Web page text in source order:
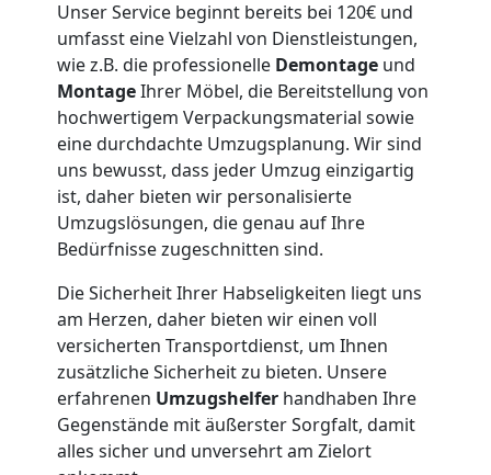
Unser Service beginnt bereits bei 120€ und
umfasst eine Vielzahl von Dienstleistungen,
wie z.B. die professionelle Demontage und
MontageIhrer Möbel, die Bereitstellung von
hochwertigem Verpackungsmaterial sowie
eine durchdachte Umzugsplanung. Wir sind
uns bewusst, dass jeder Umzug einzigartig
ist, daher bieten wir personalisierte
Umzugslösungen, die genau auf Ihre
Bedürfnisse zugeschnitten sind.
Die Sicherheit Ihrer Habseligkeiten liegt uns
am Herzen, daher bieten wir einen voll
versicherten Transportdienst, um Ihnen
zusätzliche Sicherheit zu bieten. Unsere
erfahrenen Umzugshelfer handhaben Ihre
Gegenstände mit äußerster Sorgfalt, damit
alles sicher und unversehrt am Zielort
Villach
Kleintransport
Villach
Möbelmontage
Villach
Möbeltransport